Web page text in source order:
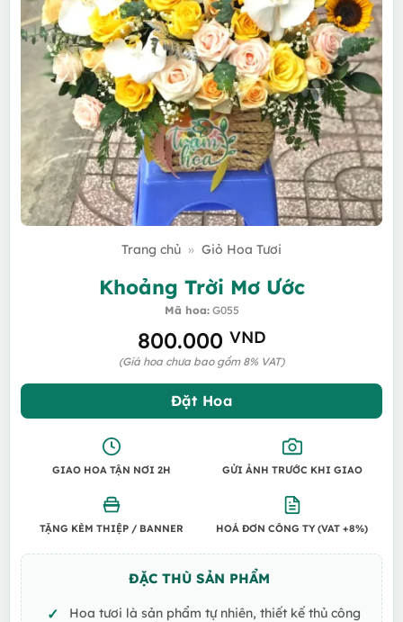
Trang chủ » Giỏ Hoa Tươi
Khoảng Trời Mơ Ước
Mã hoa:G055
800.000 VND
(Giá hoa chưa bao gồm 8% VAT)
Đặt Hoa
GIAO HOA TẬN NƠI 2H GỬI ẢNH TRƯỚC KHI GIAO
TẶNG KÈM THIỆP / BANNER HOÁ ĐƠN CÔNG TY (VAT +8%)
ĐẶC THÙ SẢN PHẨM
Hoa tươi là sản phẩm tự nhiên, thiết kế thủ công